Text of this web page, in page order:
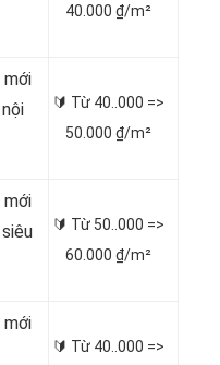
40.000 ₫/m²
mới
🔰 Từ 40..000 =>
50.000 ₫/m²
mới
🔰 Từ 50..000 =>
60.000 ₫/m²
mới
🔰 Từ 40..000 =>